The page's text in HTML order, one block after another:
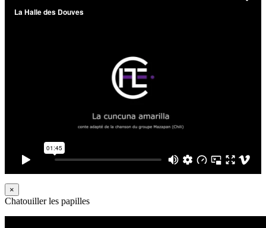
×
Chatouiller les papilles